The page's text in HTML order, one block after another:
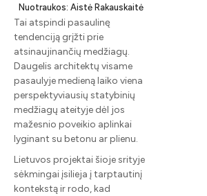
Nuotraukos: Aistė Rakauskaitė
Tai atspindi pasaulinę
tendenciją grįžti prie
atsinaujinančių medžiagų.
Daugelis architektų visame
pasaulyje medieną laiko viena
perspektyviausių statybinių
medžiagų ateityje dėl jos
mažesnio poveikio aplinkai
lyginant su betonu ar plienu.
Lietuvos projektai šioje srityje
sėkmingai įsilieja į tarptautinį
kontekstą ir rodo, kad